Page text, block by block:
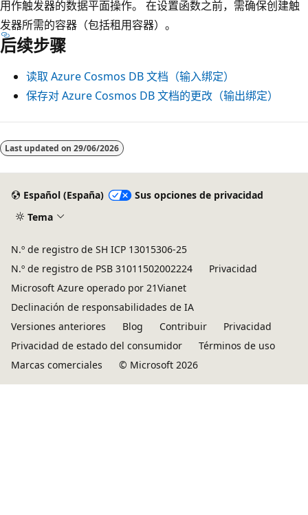
用作触发器的数据平面操作。 在设置函数之前，需确保创建触
发器所需的容器（包括租用容器）。
后续步骤
读取 Azure Cosmos DB 文档（输入绑定）
保存对 Azure Cosmos DB 文档的更改（输出绑定）
Last updated on 29/06/2026
Español (España)
Sus opciones de privacidad
Tema
N.º de registro de SH ICP 13015306-25
N.º de registro de PSB 31011502002224
Privacidad
Microsoft Azure operado por 21Vianet
Declinación de responsabilidades de IA
Versiones anteriores
Blog Contribuir
Privacidad
Privacidad de estado del consumidor
Términos de uso
Marcas comerciales
© Microsoft 2026